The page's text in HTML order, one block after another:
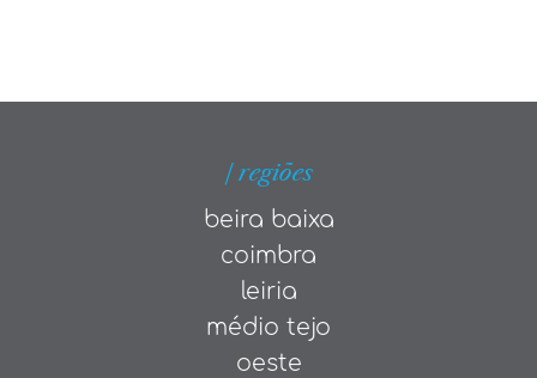
| regiões
beira baixa
coimbra
leiria
médio tejo
oeste